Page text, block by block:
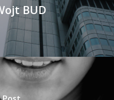
BUD